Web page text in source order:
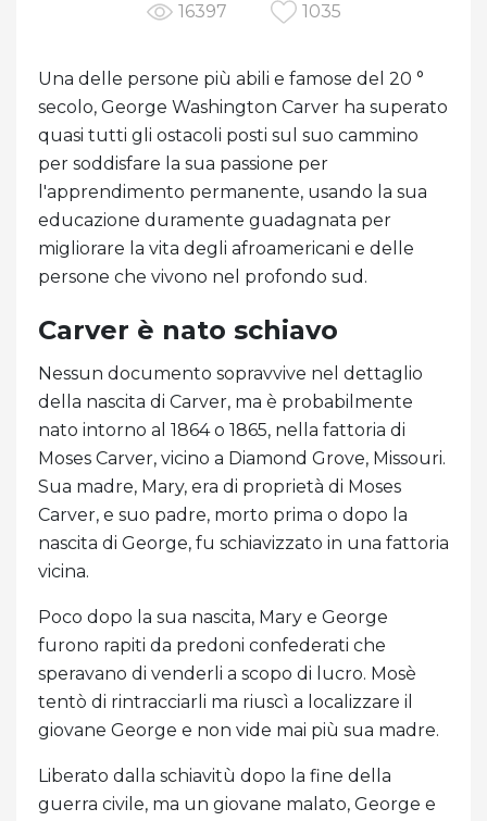
16397 1035
Una delle persone più abili e famose del 20 °
secolo, George Washington Carver ha superato
quasi tutti gli ostacoli posti sul suo cammino
per soddisfare la sua passione per
l'apprendimento permanente, usando la sua
educazione duramente guadagnata per
migliorare la vita degli afroamericani e delle
persone che vivono nel profondo sud.
Carver è nato schiavo
Nessun documento sopravvive nel dettaglio
della nascita di Carver, ma è probabilmente
nato intorno al 1864 o 1865, nella fattoria di
Moses Carver, vicino a Diamond Grove, Missouri.
Sua madre, Mary, era di proprietà di Moses
Carver, e suo padre, morto prima o dopo la
nascita di George, fu schiavizzato in una fattoria
vicina.
Poco dopo la sua nascita, Mary e George
furono rapiti da predoni confederati che
speravano di venderli a scopo di lucro. Mosè
tentò di rintracciarli ma riuscì a localizzare il
giovane George e non vide mai più sua madre.
Liberato dalla schiavitù dopo la fine della
guerra civile, ma un giovane malato, George e